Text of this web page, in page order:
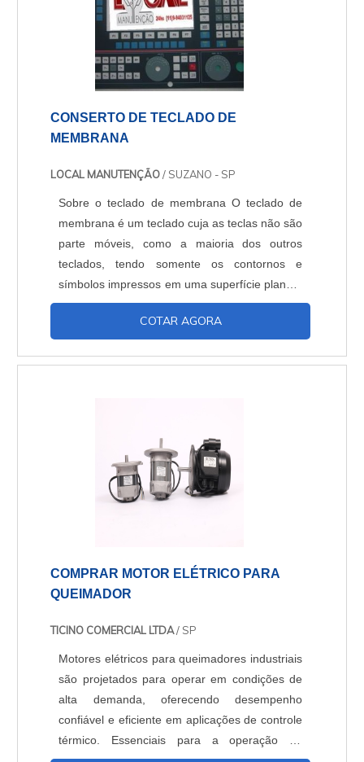
CONSERTO DE TECLADO DE
MEMBRANA
LOCAL MANUTENÇÃO/ SUZANO - SP
Sobre o teclado de membrana O teclado de
membrana é um teclado cuja as teclas não são
parte móveis, como a maioria dos outros
teclados, tendo somente os contornos e
símbolos impressos em uma superfície plana e
flexível. Devido a um longo período de tempo
exposto a ambiente agressivo, sempre é
realizado reparo de teclado de membrana. O
COTAR AGORA
COMPRAR MOTOR ELÉTRICO PARA
QUEIMADOR
TICINO COMERCIAL LTDA/ SP
Motores elétricos para queimadores industriais
são projetados para operar em condições de
alta demanda, oferecendo desempenho
confiável e eficiente em aplicações de controle
térmico. Essenciais para a operação de